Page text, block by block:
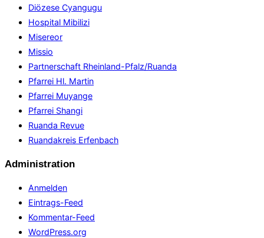
Diözese Cyangugu
Hospital Mibilizi
Misereor
Missio
Partnerschaft Rheinland-Pfalz/Ruanda
Pfarrei Hl. Martin
Pfarrei Muyange
Pfarrei Shangi
Ruanda Revue
Ruandakreis Erfenbach
Administration
Anmelden
Eintrags-Feed
Kommentar-Feed
WordPress.org